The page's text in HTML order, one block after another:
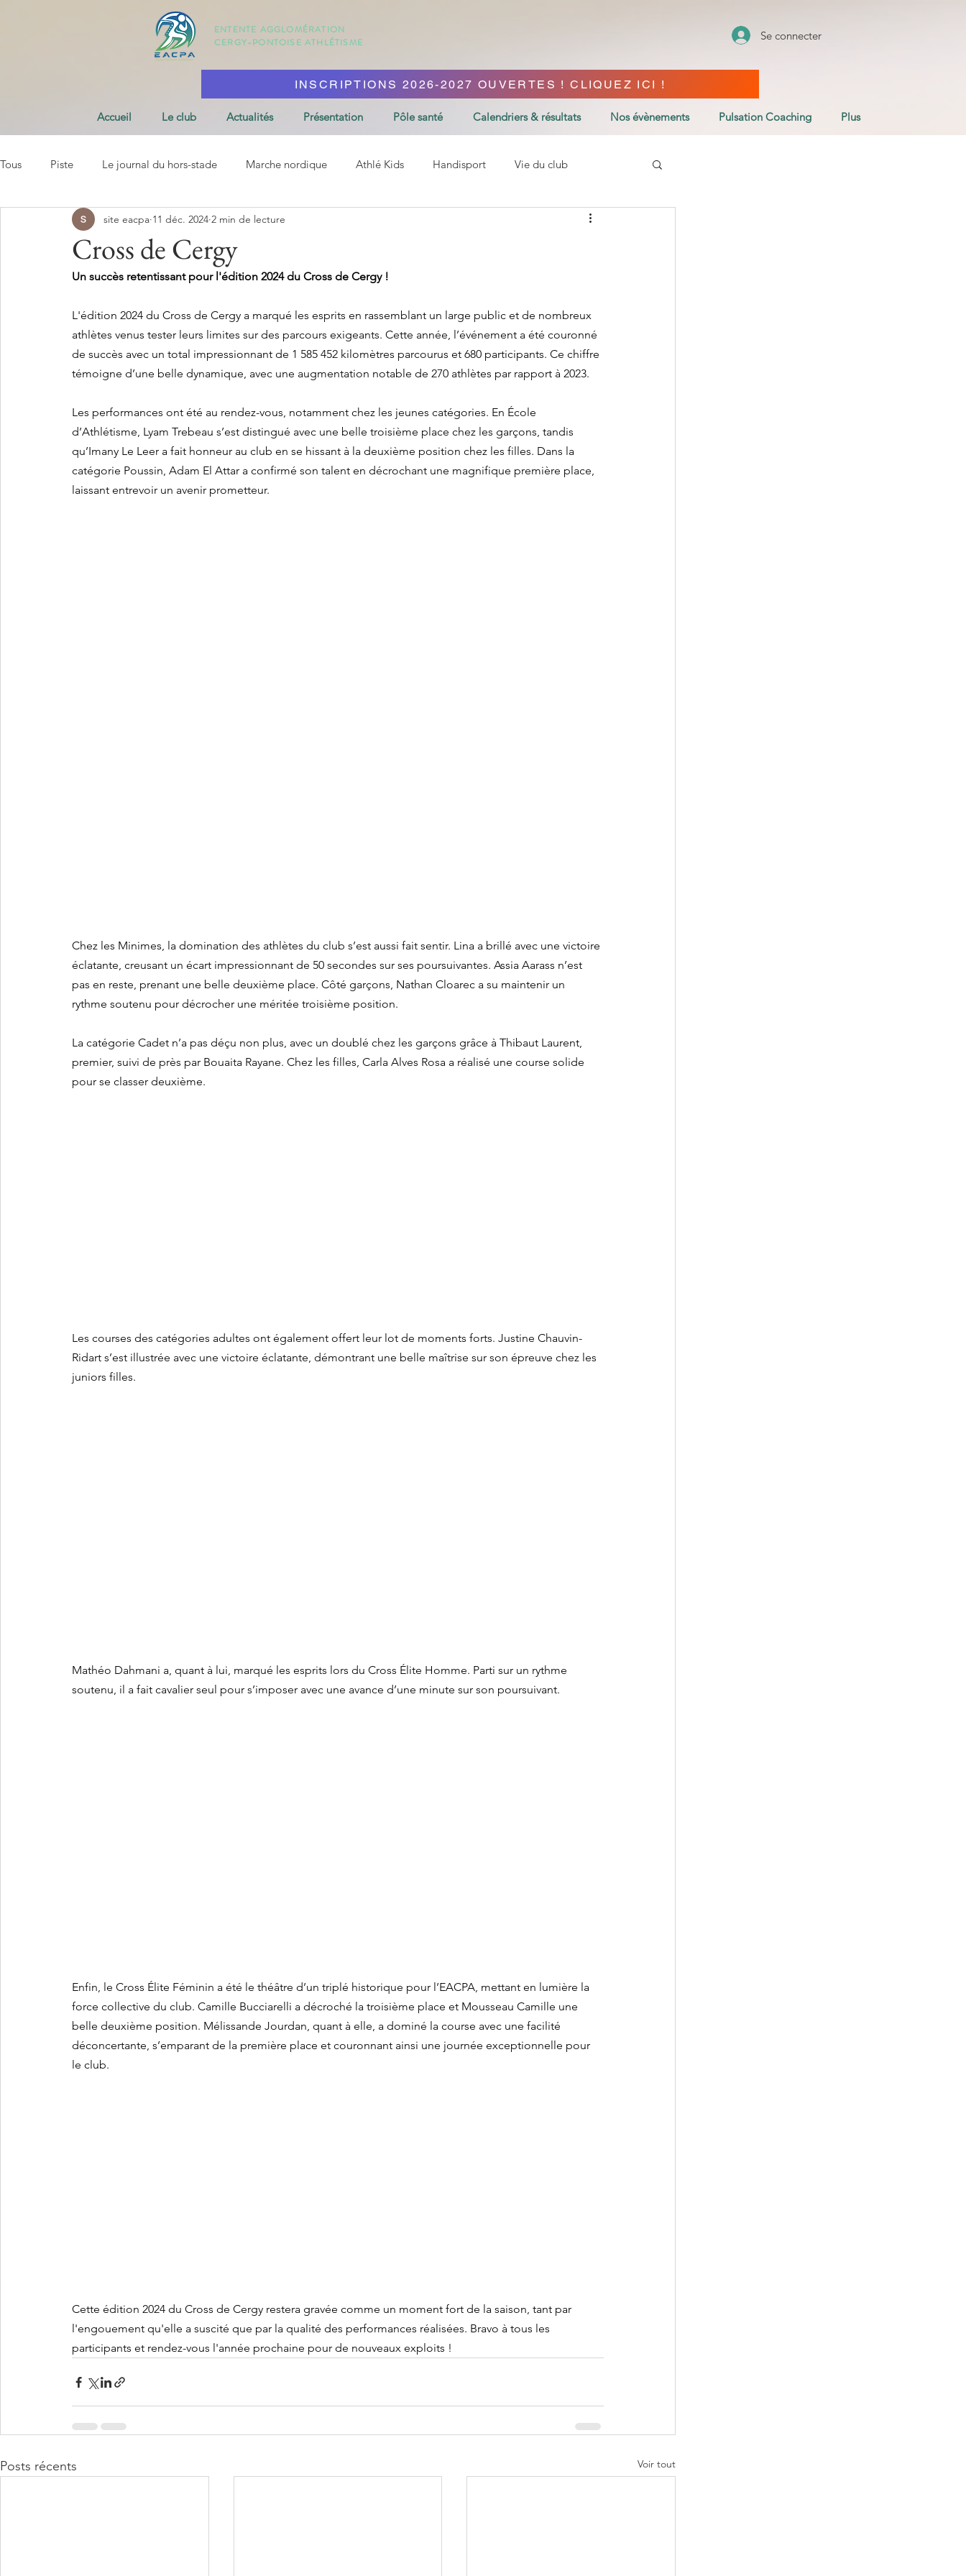
ENTENTE AGGLOMÉRATION
CERGY-PONTOISE ATHLÉTISME
Se connecter
INSCRIPTIONS 2026-2027 OUVERTES ! CLIQUEZ ICI !
Accueil Le club Actualités Présentation Pôle santé Calendriers & résultats Nos évènements Pulsation Coaching Plus
Tous Piste Le journal du hors-stade Marche nordique Athlé Kids Handisport Vie du club
Cross de Cergy
site eacpa 11 déc. 2024 2 min de lecture
Un succès retentissant pour l'édition 2024 du Cross de Cergy !
L'édition 2024 du Cross de Cergy a marqué les esprits en rassemblant un large public et de nombreux
athlètes venus tester leurs limites sur des parcours exigeants. Cette année, l’événement a été couronné
de succès avec un total impressionnant de 1 585 452 kilomètres parcourus et 680 participants. Ce chiffre
témoigne d’une belle dynamique, avec une augmentation notable de 270 athlètes par rapport à 2023.
Les performances ont été au rendez-vous, notamment chez les jeunes catégories. En École
d’Athlétisme, Lyam Trebeau s’est distingué avec une belle troisième place chez les garçons, tandis
qu’Imany Le Leer a fait honneur au club en se hissant à la deuxième position chez les filles. Dans la
catégorie Poussin, Adam El Attar a confirmé son talent en décrochant une magnifique première place,
laissant entrevoir un avenir prometteur.
Chez les Minimes, la domination des athlètes du club s’est aussi fait sentir. Lina a brillé avec une victoire
éclatante, creusant un écart impressionnant de 50 secondes sur ses poursuivantes. Assia Aarass n’est
pas en reste, prenant une belle deuxième place. Côté garçons, Nathan Cloarec a su maintenir un
rythme soutenu pour décrocher une méritée troisième position.
La catégorie Cadet n’a pas déçu non plus, avec un doublé chez les garçons grâce à Thibaut Laurent,
premier, suivi de près par Bouaita Rayane. Chez les filles, Carla Alves Rosa a réalisé une course solide
pour se classer deuxième.
Les courses des catégories adultes ont également offert leur lot de moments forts. Justine Chauvin-
Ridart s’est illustrée avec une victoire éclatante, démontrant une belle maîtrise sur son épreuve chez les
juniors filles.
Mathéo Dahmani a, quant à lui, marqué les esprits lors du Cross Élite Homme. Parti sur un rythme
soutenu, il a fait cavalier seul pour s’imposer avec une avance d’une minute sur son poursuivant.
Enfin, le Cross Élite Féminin a été le théâtre d’un triplé historique pour l’EACPA, mettant en lumière la
force collective du club. Camille Bucciarelli a décroché la troisième place et Mousseau Camille une
belle deuxième position. Mélissande Jourdan, quant à elle, a dominé la course avec une facilité
déconcertante, s’emparant de la première place et couronnant ainsi une journée exceptionnelle pour
le club.
Cette édition 2024 du Cross de Cergy restera gravée comme un moment fort de la saison, tant par
l'engouement qu'elle a suscité que par la qualité des performances réalisées. Bravo à tous les
participants et rendez-vous l'année prochaine pour de nouveaux exploits !
Posts récents Voir tout